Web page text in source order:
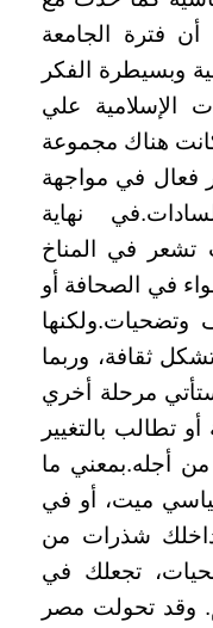
أن فترة الجامعة
وبسيطرة الفكر
الإسلامية علي
هناك مجموعة
فعال في مواجهة
نهاية
تشعر في المناخ
في الصحافة أو
وتضحيات.ولكنها
ثقافة، وربما
مرحلة أخري
تطالب بالتغيير
أجله.بمعني ما
ميت، أو في
شذرات من
تجعلك في
وقد تحولت مصر